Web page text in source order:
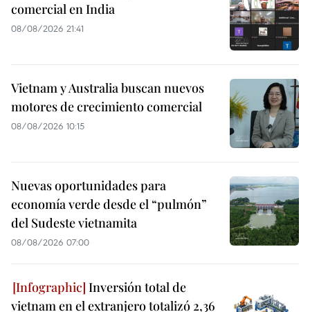
comercial en India
08/08/2026 21:41
Vietnam y Australia buscan nuevos
motores de crecimiento comercial
08/08/2026 10:15
Nuevas oportunidades para
economía verde desde el “pulmón”
del Sudeste vietnamita
08/08/2026 07:00
Inversión total de
vietnam en el extranjero totalizó 2,36